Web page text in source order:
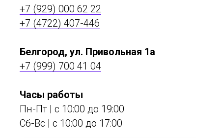
+7 (929) 000 62 22
+7 (4722) 407-446
Белгород, ул. Привольная 1а
+7 (999) 700 41 04
Часы работы
Пн-Пт | с 10:00 до 19:00
Сб-Вс | c 10:00 до 17:00